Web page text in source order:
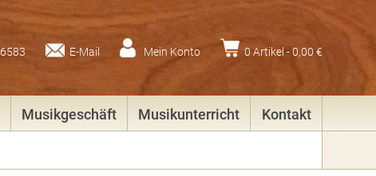
E-Mail Mein Konto 0 Artikel -0,00 €
Musikgeschäft Musikunterricht Kontakt